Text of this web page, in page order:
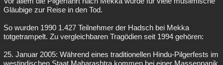
Gläubige zur Reise in den Tod.
So wurden 1990 1.427 Teilnehmer der Hadsch bei Mekka
totgetrampelt. Zu vergleichbaren Tragödien seit 1994 gehören:
25. Januar 2005: Während eines traditionellen Hindu-Pilgerfests im
westindischen Staat Maharashtra kommen bei einer Massenpanik